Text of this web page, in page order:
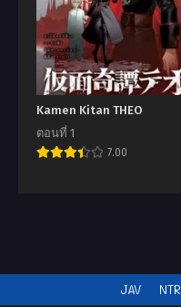
Kamen Kitan THEO
ตอนที่ 1
7.00
JAV NTR